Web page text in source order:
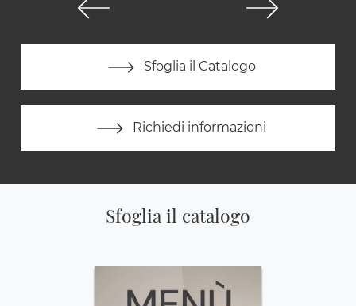
Sfoglia il Catalogo
Richiedi informazioni
Sfoglia il catalogo